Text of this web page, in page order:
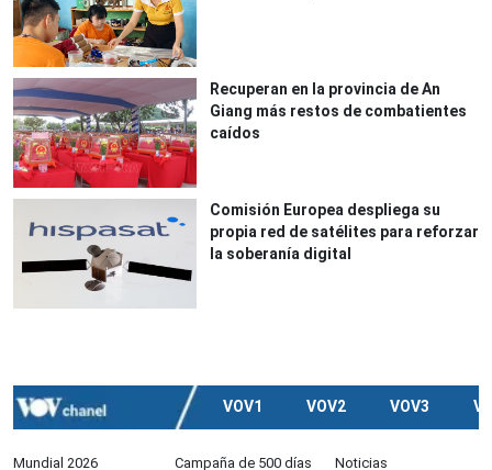
Recuperan en la provincia de An
Giang más restos de combatientes
caídos
Comisión Europea despliega su
propia red de satélites para reforzar
la soberanía digital
VOV1 VOV2 VOV3
Mundial 2026
Campaña de 500 días
Noticias